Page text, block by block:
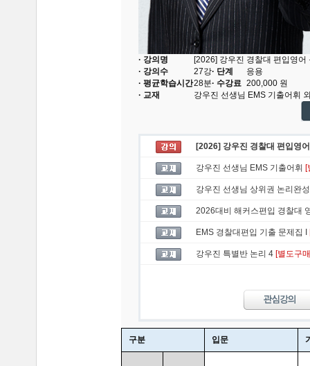
· 강의명
[2026] 강우진 경찰대 편입영어
· 강의수
27강· 단계
응용
· 평균학습시간28분· 수강료 200,000 원
· 교재
강우진 선생님 EMS 기출어휘
[2026] 강우진 경찰대 편입영
강우진 선생님 EMS 기출어휘 [
강우진 선생님 상위권 논리완성
2026대비 해커스편입 경찰대
EMS 경찰대편입 기출 문제집 I
강우진 특별반 논리 4 [별도구
구분 입문